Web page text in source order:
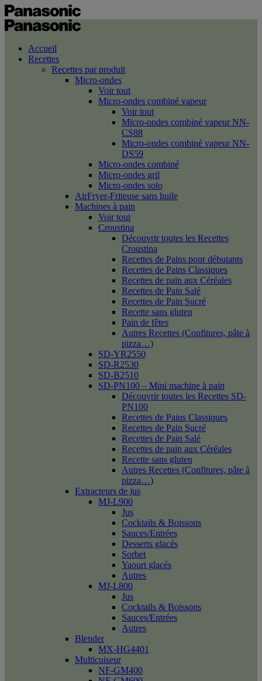
Accueil
Recettes
Recettes par produit
Micro-ondes
Voir tout
Micro-ondes combiné vapeur
Voir tout
Micro-ondes combiné vapeur NN-
CS88
Micro-ondes combiné vapeur NN-
DS59
Micro-ondes combiné
Micro-ondes gril
Micro-ondes solo
AirFryer-Friteuse sans huile
Machines à pain
Voir tout
Croustina
Découvrir toutes les Recettes
Croustina
Recettes de Pains pour débutants
Recettes de Pains Classiques
Recettes de pain aux Céréales
Recettes de Pain Salé
Recettes de Pain Sucré
Recette sans gluten
Pain de fêtes
Autres Recettes (Confitures, pâte à
pizza…)
SD-YR2550
SD-R2530
SD-B2510
SD-PN100 – Mini machine à pain
Découvrir toutes les Recettes SD-
PN100
Recettes de Pains Classiques
Recettes de Pain Sucré
Recettes de Pain Salé
Recettes de pain aux Céréales
Recette sans gluten
Autres Recettes (Confitures, pâte à
pizza…)
Extracteurs de jus
MJ-L900
Jus
Cocktails & Boissons
Sauces/Entrées
Desserts glacés
Sorbet
Yaourt glacés
Autres
MJ-L800
Jus
Cocktails & Boissons
Sauces/Entrées
Autres
Blender
MX-HG4401
Multicuiseur
NF-GM400